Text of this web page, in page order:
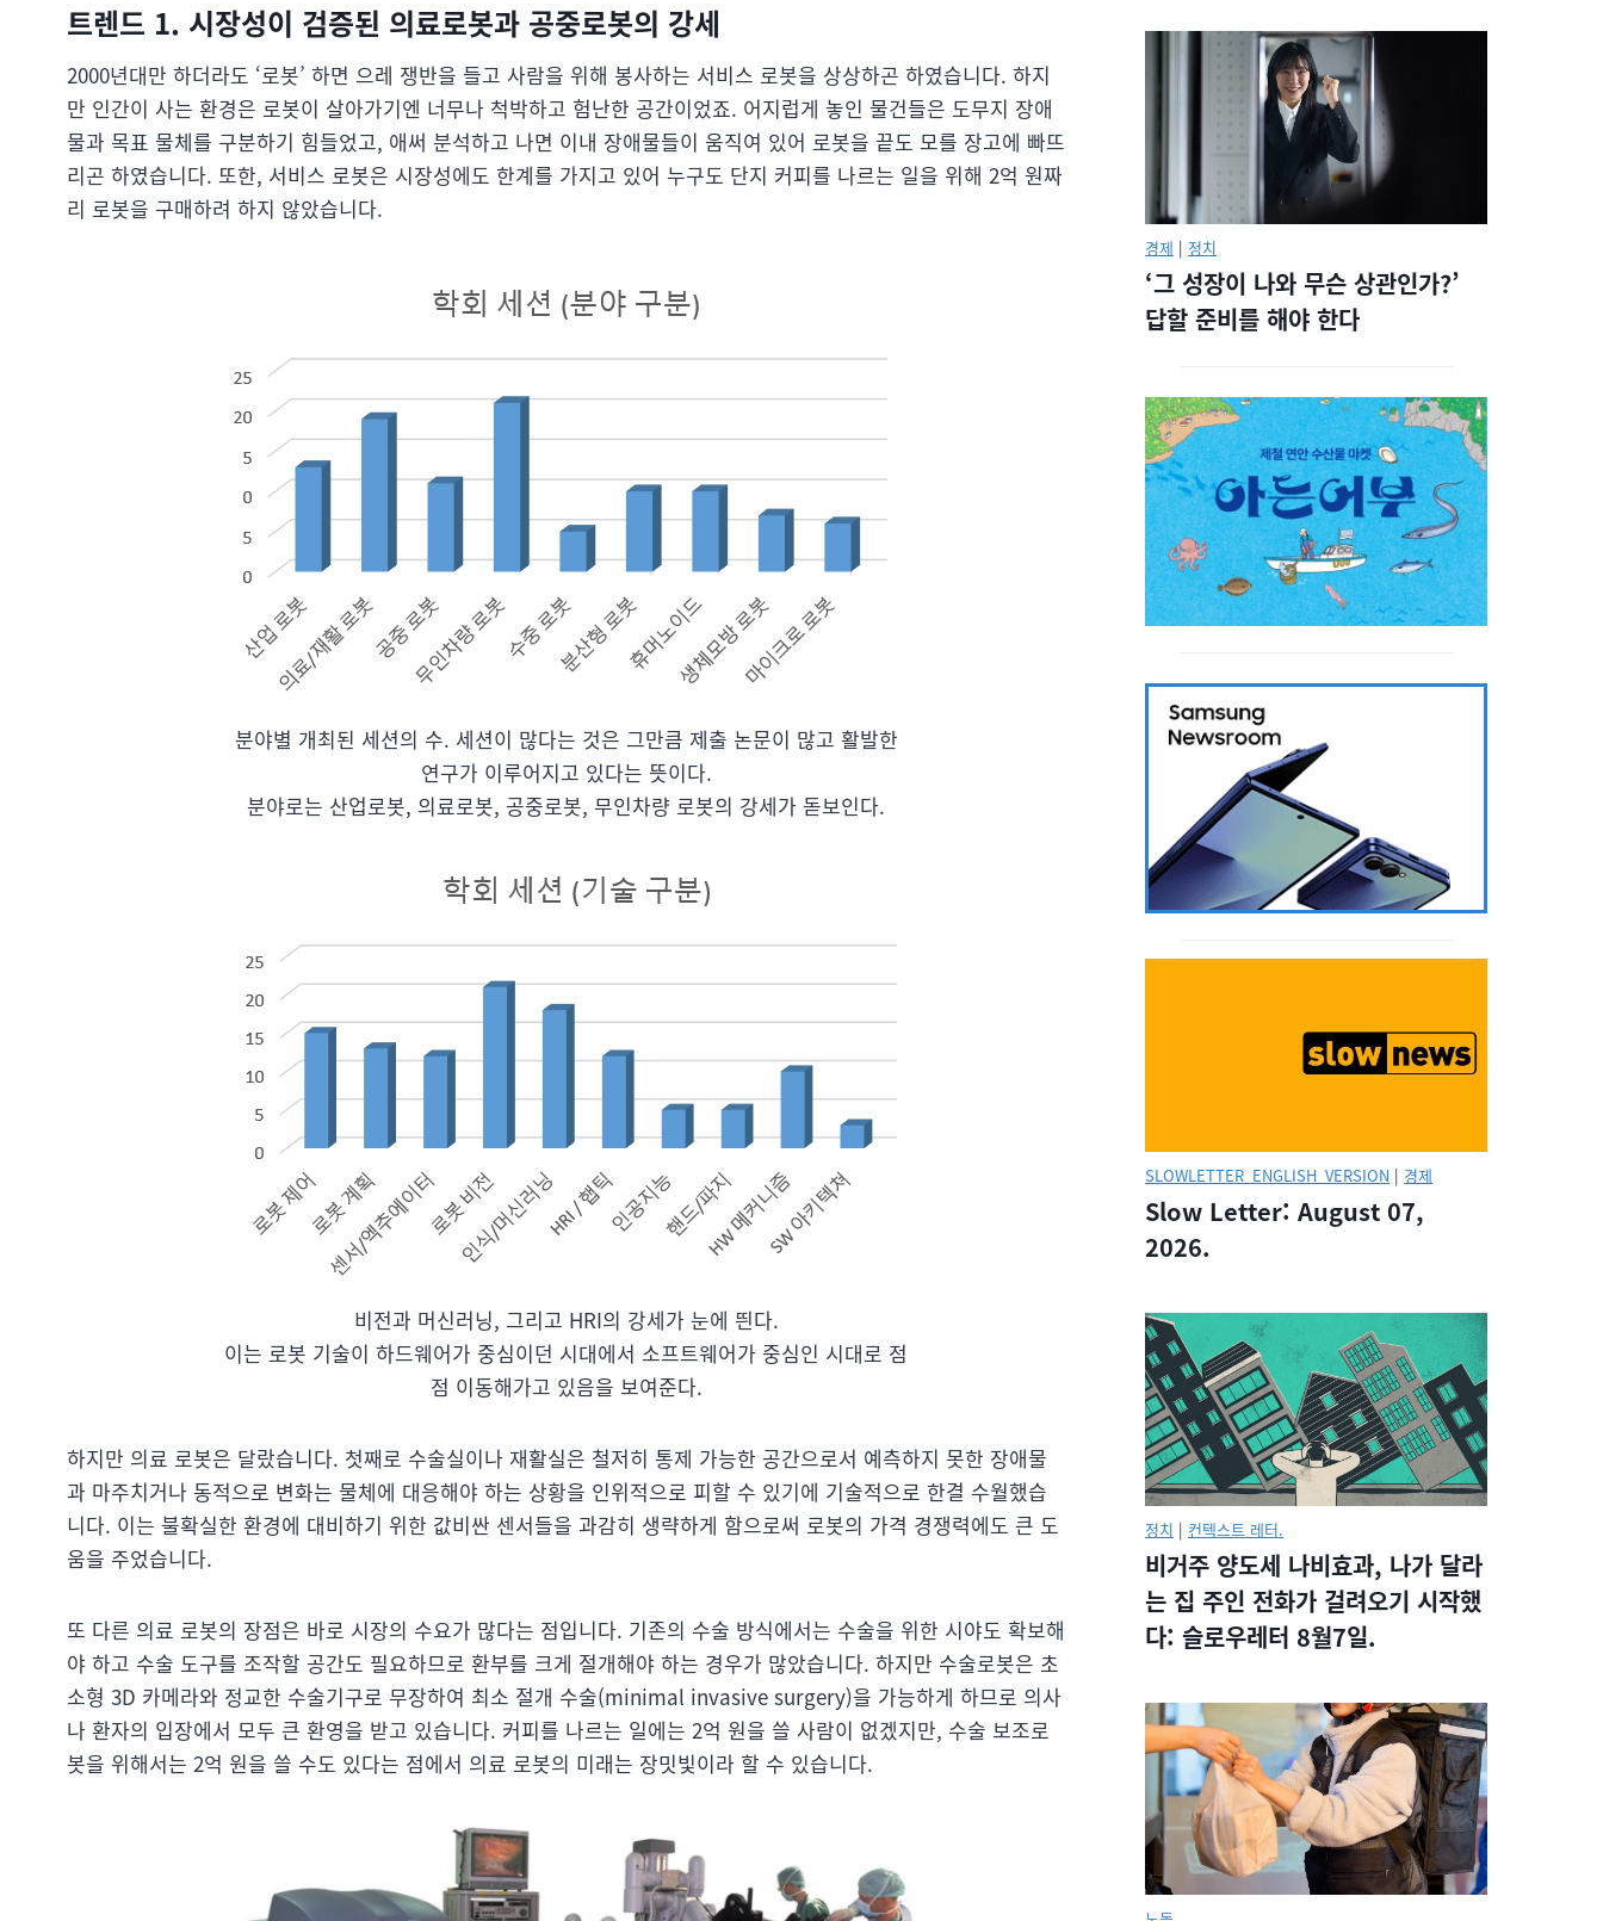
트렌드 1. 시장성이 검증된 의료로봇과 공중로봇의 강세
2000년대만 하더라도 ‘로봇’ 하면 으레 쟁반을 들고 사람을 위해 봉사하는 서비스 로봇을 상상하곤 하였습니다. 하지
만 인간이 사는 환경은 로봇이 살아가기엔 너무나 척박하고 험난한 공간이었죠. 어지럽게 놓인 물건들은 도무지 장애
물과 목표 물체를 구분하기 힘들었고, 애써 분석하고 나면 이내 장애물들이 움직여 있어 로봇을 끝도 모를 장고에 빠뜨
리곤 하였습니다. 또한, 서비스 로봇은 시장성에도 한계를 가지고 있어 누구도 단지 커피를 나르는 일을 위해 2억 원짜
리 로봇을 구매하려 하지 않았습니다.
분야별 개최된 세션의 수. 세션이 많다는 것은 그만큼 제출 논문이 많고 활발한
연구가 이루어지고 있다는 뜻이다.
분야로는 산업로봇, 의료로봇, 공중로봇, 무인차량 로봇의 강세가 돋보인다.
비전과 머신러닝, 그리고 HRI의 강세가 눈에 띈다.
이는 로봇 기술이 하드웨어가 중심이던 시대에서 소프트웨어가 중심인 시대로 점
점 이동해가고 있음을 보여준다.
하지만 의료 로봇은 달랐습니다. 첫째로 수술실이나 재활실은 철저히 통제 가능한 공간으로서 예측하지 못한 장애물
과 마주치거나 동적으로 변화는 물체에 대응해야 하는 상황을 인위적으로 피할 수 있기에 기술적으로 한결 수월했습
니다. 이는 불확실한 환경에 대비하기 위한 값비싼 센서들을 과감히 생략하게 함으로써 로봇의 가격 경쟁력에도 큰 도
움을 주었습니다.
또 다른 의료 로봇의 장점은 바로 시장의 수요가 많다는 점입니다. 기존의 수술 방식에서는 수술을 위한 시야도 확보해
야 하고 수술 도구를 조작할 공간도 필요하므로 환부를 크게 절개해야 하는 경우가 많았습니다. 하지만 수술로봇은 초
소형 3D 카메라와 정교한 수술기구로 무장하여 최소 절개 수술(minimal invasive surgery)을 가능하게 하므로 의사
나 환자의 입장에서 모두 큰 환영을 받고 있습니다. 커피를 나르는 일에는 2억 원을 쓸 사람이 없겠지만, 수술 보조로
봇을 위해서는 2억 원을 쓸 수도 있다는 점에서 의료 로봇의 미래는 장밋빛이라 할 수 있습니다.
경제 | 정치
‘그 성장이 나와 무슨 상관인가?’
답할 준비를 해야 한다
SLOWLETTER_ENGLISH_VERSION | 경제
Slow Letter: August 07,
2026.
정치 | 컨텍스트 레터.
비거주 양도세 나비효과, 나가 달라
는 집 주인 전화가 걸려오기 시작했
다: 슬로우레터 8월7일.